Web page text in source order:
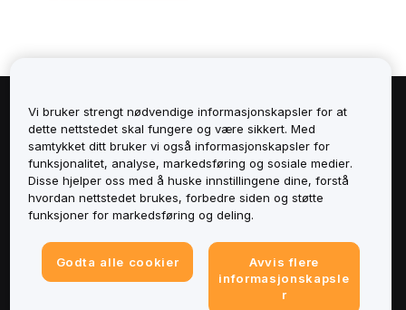
Om
Tjenester
Støtte
Produkter
Vi bruker strengt nødvendige informasjonskapsler for at
dette nettstedet skal fungere og være sikkert. Med
samtykket ditt bruker vi også informasjonskapsler for
funksjonalitet, analyse, markedsføring og sosiale medier.
Disse hjelper oss med å huske innstillingene dine, forstå
hvordan nettstedet brukes, forbedre siden og støtte
funksjoner for markedsføring og deling.
Godta alle cookier
Avvis flere
informasjonskapsle
r